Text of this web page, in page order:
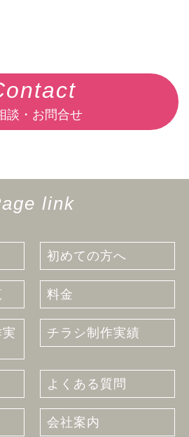
談・お問合せ
link
初めての方へ
料金
チラシ制作実績
よくある質問
会社案内